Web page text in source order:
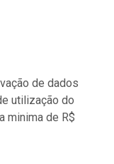
de dados
utilização do
minima de R$